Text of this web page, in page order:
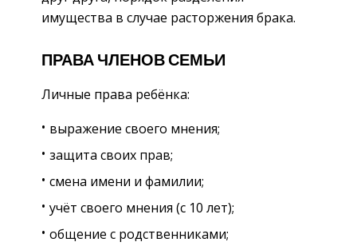
имущества в случае расторжения брака.
ПРАВА ЧЛЕНОВ СЕМЬИ
Личные права ребёнка:
выражение своего мнения;
защита своих прав;
смена имени и фамилии;
учёт своего мнения (с 10 лет);
общение с родственниками;